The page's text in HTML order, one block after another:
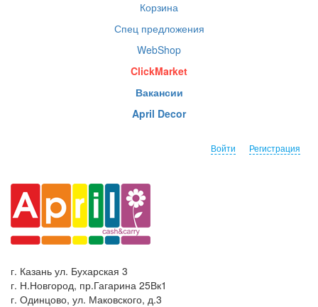
Корзина
Спец предложения
WebShop
ClickMarket
Вакансии
April Decor
Войти Регистрация
г. Казань ул. Бухарская 3
г. Н.Новгород, пр.Гагарина 25Вк1
г. Одинцово, ул. Маковского, д.3